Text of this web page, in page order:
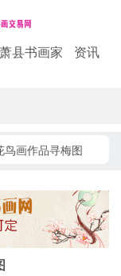
萧县书画家
资讯
画作品寻梅图